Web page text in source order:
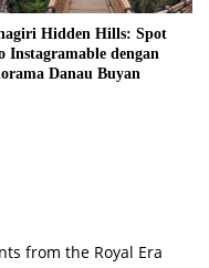
Hidden Hills: Spot
Instagramable dengan
Danau Buyan
from the Royal Era